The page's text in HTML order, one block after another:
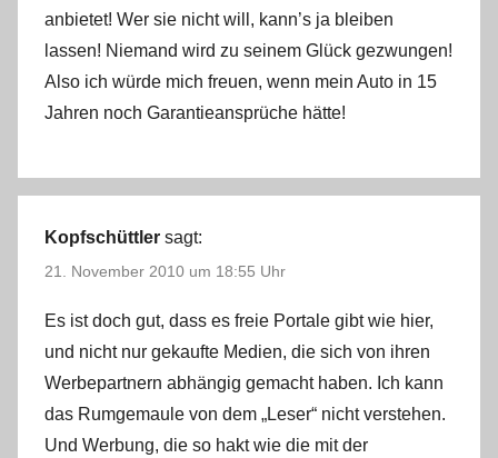
anbietet! Wer sie nicht will, kann’s ja bleiben
lassen! Niemand wird zu seinem Glück gezwungen!
Also ich würde mich freuen, wenn mein Auto in 15
Jahren noch Garantieansprüche hätte!
Kopfschüttler sagt:
21. November 2010 um 18:55 Uhr
Es ist doch gut, dass es freie Portale gibt wie hier,
und nicht nur gekaufte Medien, die sich von ihren
Werbepartnern abhängig gemacht haben. Ich kann
das Rumgemaule von dem „Leser“ nicht verstehen.
Und Werbung, die so hakt wie die mit der